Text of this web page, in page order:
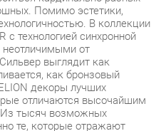
от
выглядит как
как бронзовый
декоры лучших
отличаются высочайшим
тысяч возможных
те, которые отражают
и выражают новый
основной декор в
корпусы изделий.